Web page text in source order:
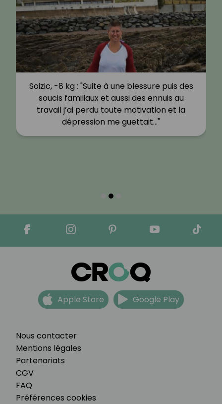
Soizic, -8 kg : "Suite à une blessure puis des
soucis familiaux et aussi des ennuis au
travail j’ai perdu toute motivation et la
dépression me guettait…"
Nous contacter
Mentions légales
Partenariats
CGV
FAQ
Préférences cookies
Apple Store Google Play